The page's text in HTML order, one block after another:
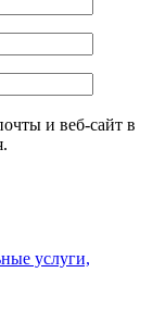
и веб-сайт в
услуги,